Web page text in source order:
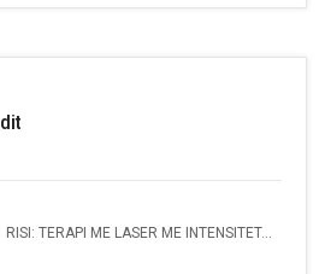
RISI: TERAPI ME LASER ME INTENSITET...